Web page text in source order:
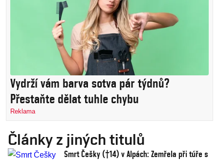
Vydrží vám barva sotva pár týdnů?
Přestaňte dělat tuhle chybu
Reklama
Články z jiných titulů
Smrt Češky (†14) v Alpách: Zemřela při túře s